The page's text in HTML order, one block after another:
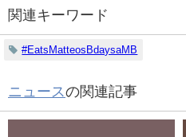
関連キーワード
#EatsMatteosBdaysaMB
ニュースの関連記事